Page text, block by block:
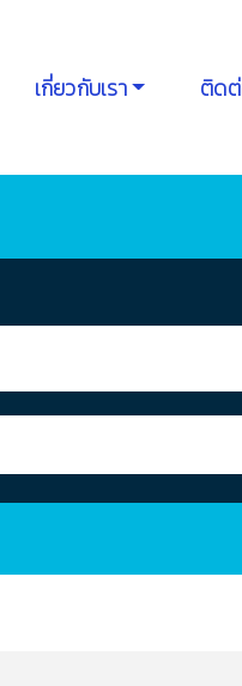
เกี่ยวกับเรา ติดต่